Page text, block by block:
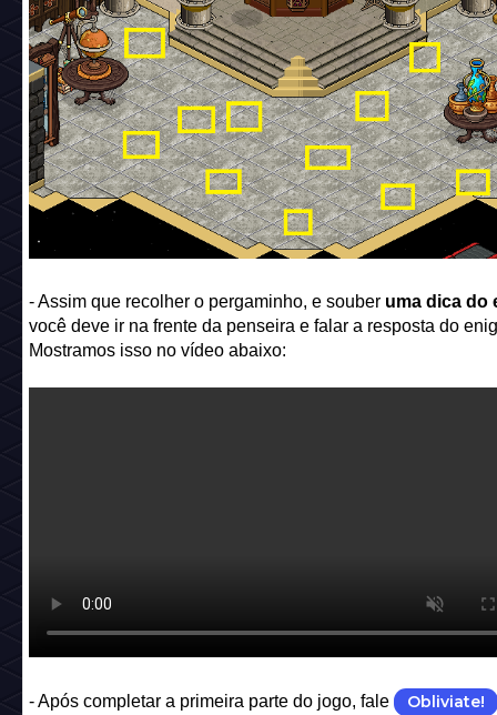
- Assim que recolher o pergaminho, e souberuma dica do
você deve ir na frente da penseira e falar a resposta do
Mostramos isso no vídeo abaixo:
- Após completar a primeira parte do jogo, fale Obliviate!